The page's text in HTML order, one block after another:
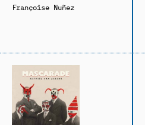
Françoise Nuñez